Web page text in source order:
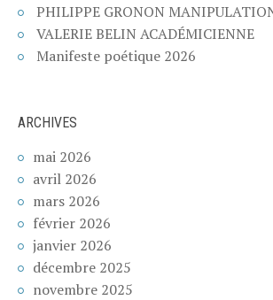
PHILIPPE GRONON
VALERIE BELIN ACADÉMICIENNE
Manifeste poétique 2026
ARCHIVES
mai 2026
avril 2026
mars 2026
février 2026
janvier 2026
décembre 2025
novembre 2025